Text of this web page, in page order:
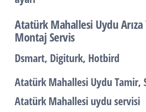
Atatürk Mahallesi Uydu
Montaj Servis
Dsmart, Digiturk, Hotbird
Atatürk Mahallesi Uydu Tamir,
Atatürk Mahallesi uydu servisi